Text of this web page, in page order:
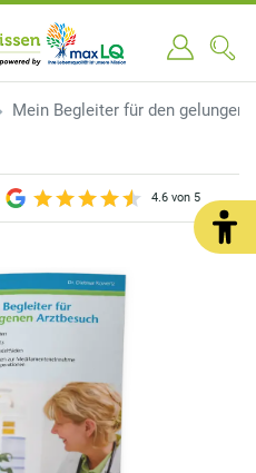
Mein Begleiter für den gelungen
4.6 von 5